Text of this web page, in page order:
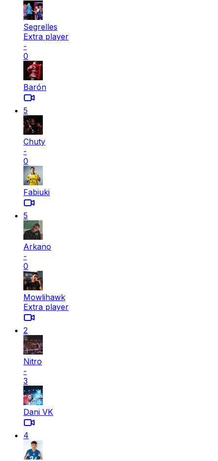
Segrelles
Extra player
-
0
Barón
5
Chuty
-
0
Fabiuki
5
Arkano
-
0
Mowlihawk
Extra player
2
Nitro
-
3
Dani VK
4